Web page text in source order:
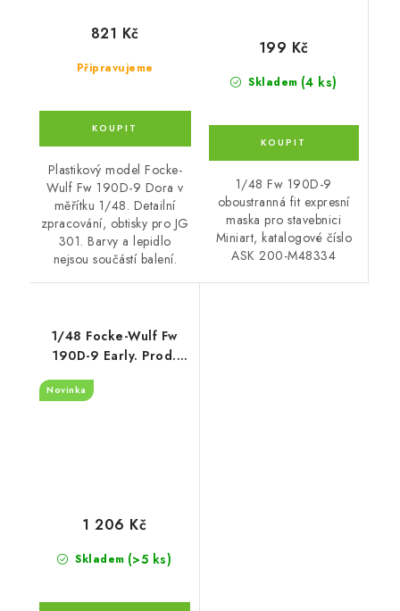
Připravujeme
821 Kč
Plastikový model Focke-
Wulf Fw 190D-9 Dora v
měřítku 1/48. Detailní
zpracování, obtisky pro JG
301. Barvy a lepidlo
nejsou součástí balení.
Skladem (4 ks)
199 Kč
1/48 Fw 190D-9
oboustranná fit expresní
maska pro stavebnici
Miniart, katalogové číslo
ASK 200-M48334
1/48 Focke-Wulf Fw
190D-9 Early. Prod.
advanced kit
Novinka
Skladem (>5 ks)
1 206 Kč